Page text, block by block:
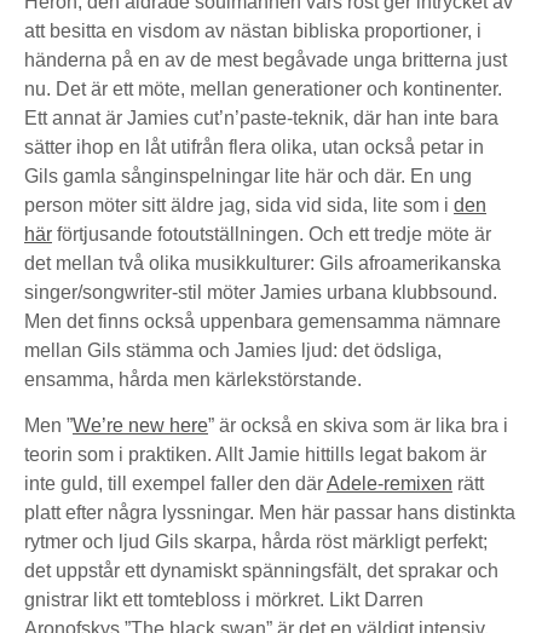
att besitta en visdom av nästan bibliska proportioner, i
händerna på en av de mest begåvade unga britterna just
nu. Det är ett möte, mellan generationer och kontinenter.
Ett annat är Jamies cut’n’paste-teknik, där han inte bara
sätter ihop en låt utifrån flera olika, utan också petar in
Gils gamla sånginspelningar lite här och där. En ung
person möter sitt äldre jag, sida vid sida, lite som i den
här förtjusande fotoutställningen. Och ett tredje möte är
det mellan två olika musikkulturer: Gils afroamerikanska
singer/songwriter-stil möter Jamies urbana klubbsound.
Men det finns också uppenbara gemensamma nämnare
mellan Gils stämma och Jamies ljud: det ödsliga,
ensamma, hårda men kärlekstörstande.
Men ”We’re new here” är också en skiva som är lika bra i
teorin som i praktiken. Allt Jamie hittills legat bakom är
inte guld, till exempel faller den därAdele-remixen rätt
platt efter några lyssningar. Men här passar hans distinkta
rytmer och ljud Gils skarpa, hårda röst märkligt perfekt;
det uppstår ett dynamiskt spänningsfält, det sprakar och
gnistrar likt ett tomtebloss i mörkret. Likt Darren
Aronofskys ”The black swan” är det en väldigt intensiv,